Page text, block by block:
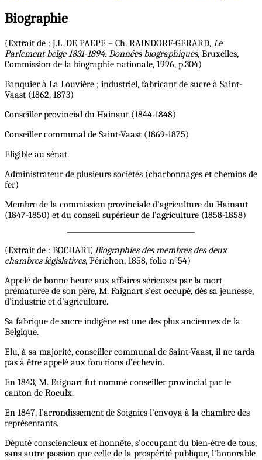
Biographie
(Extrait de : J.L. DE PAEPE – Ch. RAINDORF-GERARD, Le
Parlement belge 1831-1894. Données biographiques, Bruxelles,
Commission de la biographie nationale, 1996, p.304)
Banquier à La Louvière ; industriel, fabricant de sucre à Saint-
Vaast (1862, 1873)
Conseiller provincial du Hainaut (1844-1848)
Conseiller communal de Saint-Vaast (1869-1875)
Eligible au sénat.
Administrateur de plusieurs sociétés (charbonnages et chemins de
fer)
Membre de la commission provinciale d’agriculture du Hainaut
(1847-1850) et du conseil supérieur de l’agriculture (1858-1858)
(Extrait de : BOCHART, Biographies des membres des deux
chambres législatives, Périchon, 1858, folio n°54)
Appelé de bonne heure aux affaires sérieuses par la mort
prématurée de son père, M. Faignart s’est occupé, dès sa jeunesse,
d’industrie et d’agriculture.
Sa fabrique de sucre indigène est une des plus anciennes de la
Belgique.
Elu, à sa majorité, conseiller communal de Saint-Vaast, il ne tarda
pas à être appelé aux fonctions d’échevin.
En 1843, M. Faignart fut nommé conseiller provincial par le
canton de Roeulx.
En 1847, l’arrondissement de Soignies l’envoya à la chambre des
représentants.
Député consciencieux et honnête, s’occupant du bien-être de tous,
sans autre passion que celle de la prospérité publique, l’honorable